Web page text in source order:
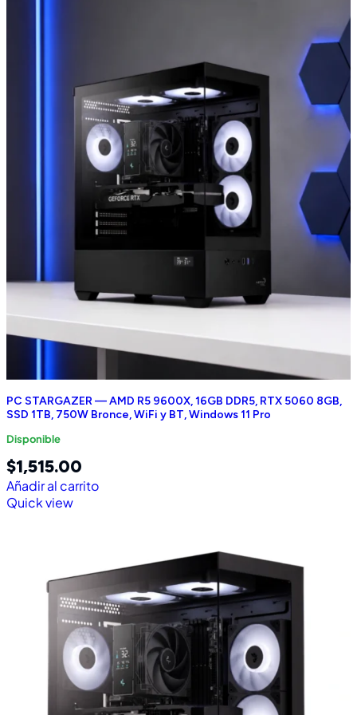
PC STARGAZER — AMD R5 9600X, 16GB DDR5, RTX 5060 8GB,
SSD 1TB, 750W Bronce, WiFi y BT, Windows 11 Pro
Disponible
$1,515.00
Añadir al carrito
Quick view